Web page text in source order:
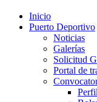
Inicio
Puerto Deportivo
Noticias
Galerías
Solicitud
Portal de